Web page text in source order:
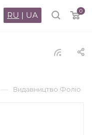
0
RU | UA
— Видавництво Фоліо